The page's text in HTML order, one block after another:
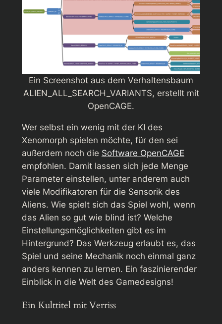
Ein Screenshot aus dem Verhaltensbaum
ALIEN_ALL_SEARCH_VARIANTS, erstellt mit
OpenCAGE.
Wer selbst ein wenig mit der KI des
Xenomorph spielen möchte, für den sei
außerdem noch die Software OpenCAGE
empfohlen. Damit lassen sich jede Menge
Parameter einstellen, unter anderem auch
viele Modifikatoren für die Sensorik des
Aliens. Wie spielt sich das Spiel wohl, wenn
das Alien so gut wie blind ist? Welche
Einstellungsmöglichkeiten gibt es im
Hintergrund? Das Werkzeug erlaubt es, das
Spiel und seine Mechanik noch einmal ganz
anders kennen zu lernen. Ein faszinierender
Einblick in die Welt des Gamedesigns!
Ein Kulttitel mit Verriss